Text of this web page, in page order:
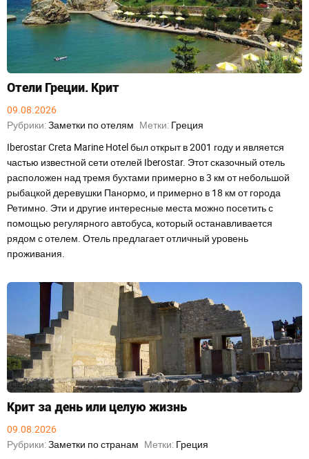
Отели Греции. Крит
09.08.2026
Рубрики:Заметки по отелям Метки: Греция
Iberostar Creta Marine Hotel был открыт в 2001 году и является
частью известной сети отелей Iberostar. Этот сказочный отель
расположен над тремя бухтами примерно в 3 км от небольшой
рыбацкой деревушки Панормо, и примерно в 18 км от города
Ретимно. Эти и другие интересные места можно посетить с
помощью регулярного автобуса, который останавливается
рядом с отелем. Отель предлагает отличный уровень
проживания.
Крит за день или целую жизнь
09.08.2026
Рубрики:Заметки по странам Метки: Греция